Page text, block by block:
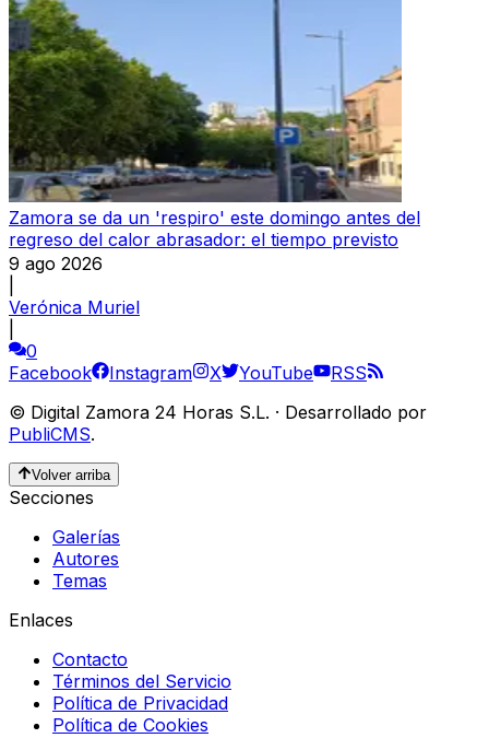
Zamora se da un 'respiro' este domingo antes del
regreso del calor abrasador: el tiempo previsto
9 ago 2026
Verónica Muriel
0
Facebook
Instagram X YouTube
RSS
© Digital Zamora 24 Horas S.L. · Desarrollado por
PubliCMS.
Volver arriba
Secciones
Galerías
Autores
Temas
Enlaces
Contacto
Términos del Servicio
Política de Privacidad
Política de Cookies